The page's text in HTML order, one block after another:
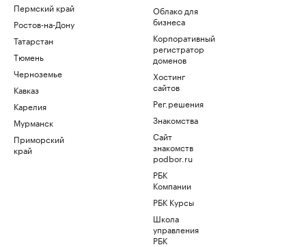
Пермский край
Ростов-на-Дону
Татарстан
Тюмень
Черноземье
Кавказ
Карелия
Мурманск
Приморский
край
Облако для
бизнеса
Корпоративный
регистратор
доменов
Хостинг
сайтов
Рег.решения
Знакомства
Сайт
знакомств
podbor.ru
РБК
Компании
РБК Курсы
Школа
управления
РБК